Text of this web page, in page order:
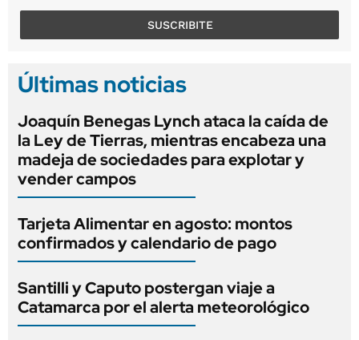
SUSCRIBITE
Últimas noticias
Joaquín Benegas Lynch ataca la caída de
la Ley de Tierras, mientras encabeza una
madeja de sociedades para explotar y
vender campos
Tarjeta Alimentar en agosto: montos
confirmados y calendario de pago
Santilli y Caputo postergan viaje a
Catamarca por el alerta meteorológico